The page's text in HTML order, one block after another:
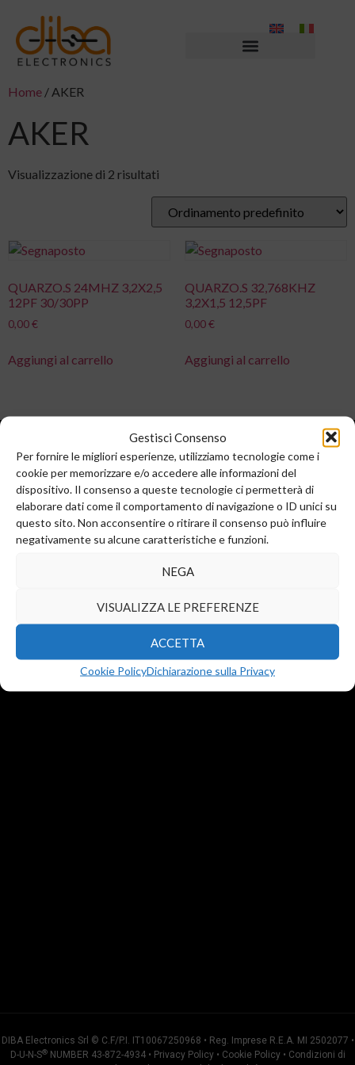
Gestisci Consenso
Per fornire le migliori esperienze, utilizziamo tecnologie come i
cookie per memorizzare e/o accedere alle informazioni del
dispositivo. Il consenso a queste tecnologie ci permetterà di
elaborare dati come il comportamento di navigazione o ID unici su
questo sito. Non acconsentire o ritirare il consenso può influire
negativamente su alcune caratteristiche e funzioni.
NEGA
VISUALIZZA LE PREFERENZE
ACCETTA
Cookie PolicyDichiarazione sulla Privacy
Home / AKER
AKER
Visualizzazione di 2 risultati
QUARZO.S 24MHZ 3,2X2,5
12PF 30/30PP
0,00€
Aggiungi al carrello
QUARZO.S 32,768KHZ
3,2X1,5 12,5PF
0,00€
Aggiungi al carrello
Sede legale e commerciale:
DIBA Electronics Srl © C.F/P.I. IT10067250968 • Reg. Imprese R.E.A. MI 2502077 •
D-U-N-S®NUMBER 43-872-4934 • Privacy Policy• Cookie Policy• Condizioni di